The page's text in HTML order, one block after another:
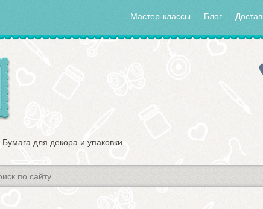
Мастер-классы Блог
Бумага для декора и упаковки